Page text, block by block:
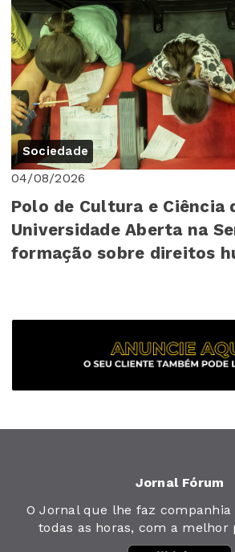
Sociedade
04/08/2026
Polo de Cultura e Ciência
Universidade Aberta na
formação sobre direitos
Jornal Fórum
O Jornal que lhe faz companhia
todas as horas, com a melhor